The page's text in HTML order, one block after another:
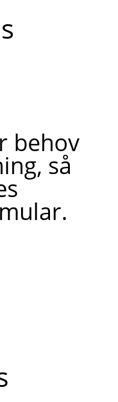
behov
så